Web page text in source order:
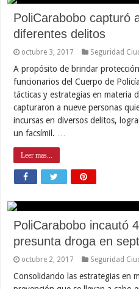
PoliCarabobo capturó
diferentes delitos
octubre 3, 2017 Seguridad
A propósito de brindar
funcionarios del Cuerpo de
tácticas y estrategias en materia
capturaron a nueve personas
incursas en diversos delitos,
un facsímil. …
Leer mas...
PoliCarabobo incautó
presunta droga en
octubre 2, 2017 Seguridad
Consolidando las estrategias en